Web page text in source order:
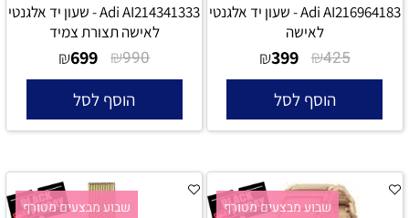
Adi AI216964183 - שעון יד אלגנטי
לאישה
₪425
₪399
הוסף לסל
Adi AI214341333 - שעון יד אלגנטי
לאישה תצורת צמיד
₪990
₪699
הוסף לסל
שבוע מבצעים מטורף שבוע מבצעים מטורף